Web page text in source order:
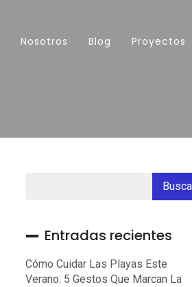
Nosotros Blog Proyectos
Entradas recientes
Cómo Cuidar Las Playas Este
Verano: 5 Gestos Que Marcan La